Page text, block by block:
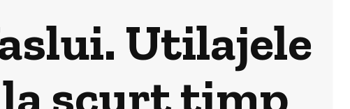
Utilajele